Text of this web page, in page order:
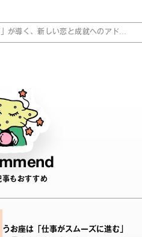
が導く、新しい恋と成就へのアドバ
事もおすすめ
うお座は「仕事がスムーズに進む」